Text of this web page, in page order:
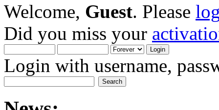
Welcome, Guest. Please
Did you miss your
Login with username,